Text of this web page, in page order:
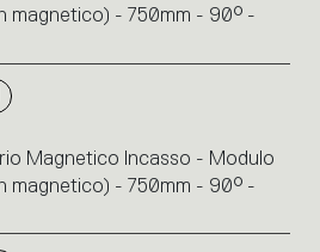
magnetico) - 750mm - 90° -
Magnetico Incasso - Modulo
magnetico) - 750mm - 90° -